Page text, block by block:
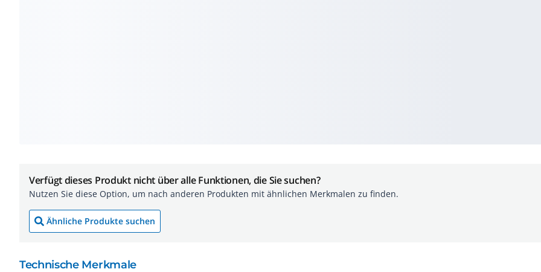
Verfügt dieses Produkt nicht über alle Funktionen, die Sie suchen?
Nutzen Sie diese Option, um nach anderen Produkten mit ähnlichen Merkmalen zu finden.
Ähnliche Produkte suchen
Technische Merkmale